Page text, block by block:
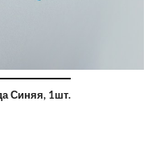
Синяя, 1шт.